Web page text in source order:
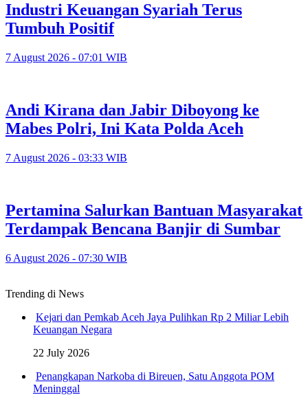
Industri Keuangan Syariah Terus
Tumbuh Positif
7 August 2026 - 07:01 WIB
Andi Kirana dan Jabir Diboyong ke
Mabes Polri, Ini Kata Polda Aceh
7 August 2026 - 03:33 WIB
Pertamina Salurkan Bantuan Masyarakat
Terdampak Bencana Banjir di Sumbar
6 August 2026 - 07:30 WIB
Trending di News
Kejari dan Pemkab Aceh Jaya Pulihkan Rp 2 Miliar Lebih
Keuangan Negara
22 July 2026
Penangkapan Narkoba di Bireuen, Satu Anggota POM
Meninggal